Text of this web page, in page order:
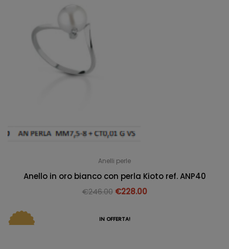
Anelli perle
Anello in oro bianco con perla Kioto ref. ANP40
€246.00 €228.00
IN OFFERTA!